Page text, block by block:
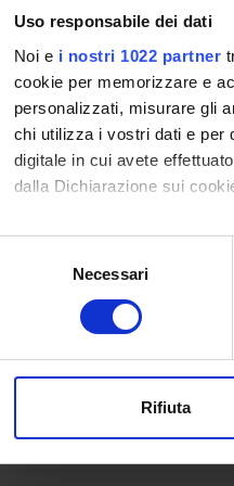
Uso responsabile dei dati
Noi e i nostri 1022 partner
cookie per memorizzare e
personalizzati, misurare gli
chi utilizza i vostri dati e per
digitale in cui avete
dalla Dichiarazione sui
Con il tuo consenso,
raccogliere
digitali).
modificare o ritirare il tuo
Necessari
Rifiuta
Handle
ultima